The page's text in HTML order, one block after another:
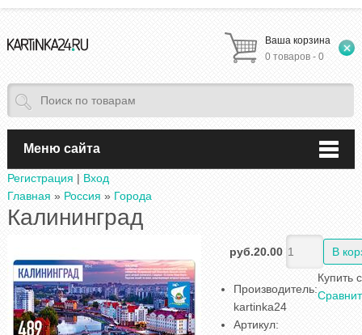
Ваша корзина
0 товаров - 0
Меню сайта
Регистрация | Вход
Главная » Россия » Города
Калининград
руб.20.00
Производитель:
kartinka24
Артикул:
Купить